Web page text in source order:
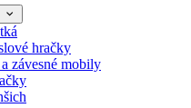
hračky
závesné mobily